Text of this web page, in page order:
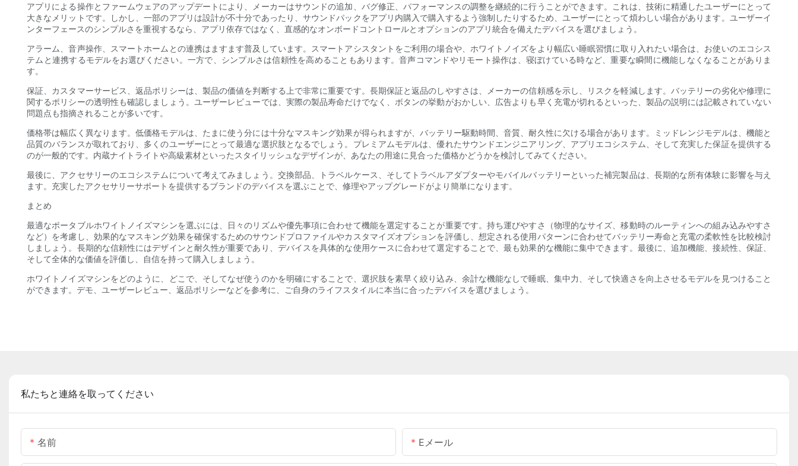
アプリによる操作とファームウェアのアップデートにより、メーカーはサウンドの追加、バグ修正、パフォーマンスの調整を継続的に行うことができます。これは、技術に精通したユーザーにとって
大きなメリットです。しかし、一部のアプリは設計が不十分であったり、サウンドパックをアプリ内購入で購入するよう強制したりするため、ユーザーにとって煩わしい場合があります。ユーザーイ
ンターフェースのシンプルさを重視するなら、アプリ依存ではなく、直感的なオンボードコントロールとオプションのアプリ統合を備えたデバイスを選びましょう。
アラーム、音声操作、スマートホームとの連携はますます普及しています。スマートアシスタントをご利用の場合や、ホワイトノイズをより幅広い睡眠習慣に取り入れたい場合は、お使いのエコシス
テムと連携するモデルをお選びください。一方で、シンプルさは信頼性を高めることもあります。音声コマンドやリモート操作は、寝ぼけている時など、重要な瞬間に機能しなくなることがありま
す。
保証、カスタマーサービス、返品ポリシーは、製品の価値を判断する上で非常に重要です。長期保証と返品のしやすさは、メーカーの信頼感を示し、リスクを軽減します。バッテリーの劣化や修理に
関するポリシーの透明性も確認しましょう。ユーザーレビューでは、実際の製品寿命だけでなく、ボタンの挙動がおかしい、広告よりも早く充電が切れるといった、製品の説明には記載されていない
問題点も指摘されることが多いです。
価格帯は幅広く異なります。低価格モデルは、たまに使う分には十分なマスキング効果が得られますが、バッテリー駆動時間、音質、耐久性に欠ける場合があります。ミッドレンジモデルは、機能と
品質のバランスが取れており、多くのユーザーにとって最適な選択肢となるでしょう。プレミアムモデルは、優れたサウンドエンジニアリング、アプリエコシステム、そして充実した保証を提供する
のが一般的です。内蔵ナイトライトや高級素材といったスタイリッシュなデザインが、あなたの用途に見合った価格かどうかを検討してみてください。
最後に、アクセサリーのエコシステムについて考えてみましょう。交換部品、トラベルケース、そしてトラベルアダプターやモバイルバッテリーといった補完製品は、長期的な所有体験に影響を与え
ます。充実したアクセサリーサポートを提供するブランドのデバイスを選ぶことで、修理やアップグレードがより簡単になります。
まとめ
最適なポータブルホワイトノイズマシンを選ぶには、日々のリズムや優先事項に合わせて機能を選定することが重要です。持ち運びやすさ（物理的なサイズ、移動時のルーティンへの組み込みやすさ
など）を考慮し、効果的なマスキング効果を確保するためのサウンドプロファイルやカスタマイズオプションを評価し、想定される使用パターンに合わせてバッテリー寿命と充電の柔軟性を比較検討
しましょう。長期的な信頼性にはデザインと耐久性が重要であり、デバイスを具体的な使用ケースに合わせて選定することで、最も効果的な機能に集中できます。最後に、追加機能、接続性、保証、
そして全体的な価値を評価し、自信を持って購入しましょう。
ホワイトノイズマシンをどのように、どこで、そしてなぜ使うのかを明確にすることで、選択肢を素早く絞り込み、余計な機能なしで睡眠、集中力、そして快適さを向上させるモデルを見つけること
ができます。デモ、ユーザーレビュー、返品ポリシーなどを参考に、ご自身のライフスタイルに本当に合ったデバイスを選びましょう。
私たちと連絡を取ってください
名前 Eメール